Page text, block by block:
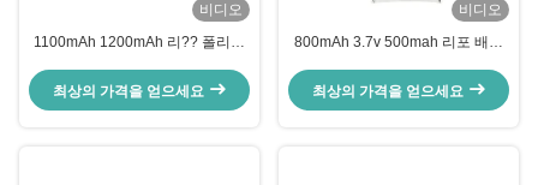
비디오
1100mAh 1200mAh 리?? 폴리머
최상의 가격을 얻으세요
비디오
800mAh 3.7v 500mah 리포 배터
803030 배터리
최상의 가격을 얻으세요